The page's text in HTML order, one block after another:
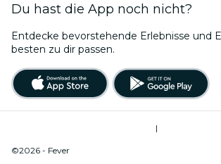
Du hast die App noch nicht?
Entdecke bevorstehende Erlebnisse und
besten zu dir passen.
|
©2026 - Fever